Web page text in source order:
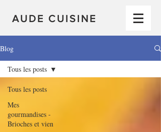
AUDE CUISINE
Blog
Tous les posts
Mes
gourmandises -
Brioches et vien
Tous les posts